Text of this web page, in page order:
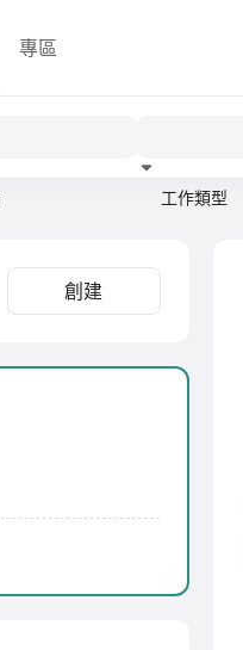
專區
工作類型
創建